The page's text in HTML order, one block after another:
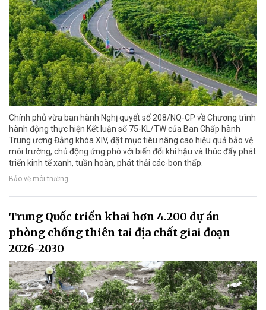
Chính phủ vừa ban hành Nghị quyết số 208/NQ-CP về Chương trình
hành động thực hiện Kết luận số 75-KL/TW của Ban Chấp hành
Trung ương Đảng khóa XIV, đặt mục tiêu nâng cao hiệu quả bảo vệ
môi trường, chủ động ứng phó với biến đổi khí hậu và thúc đẩy phát
triển kinh tế xanh, tuần hoàn, phát thải các-bon thấp.
Bảo vệ môi trường
Trung Quốc triển khai hơn 4.200 dự án
phòng chống thiên tai địa chất giai đoạn
2026-2030